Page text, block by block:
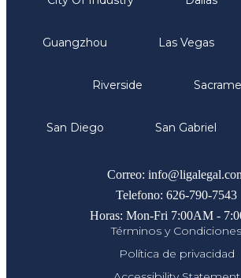
Guangzhou Las Vegas
Riverside
San Diego San Gabriel
Correo:
Telefono: 626-790-7543
Horas: Mon-Fri 7:00AM -
Términos y Condiciones
Política de privacidad